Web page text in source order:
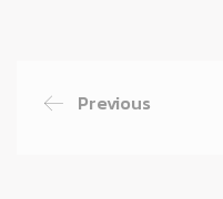
Previous